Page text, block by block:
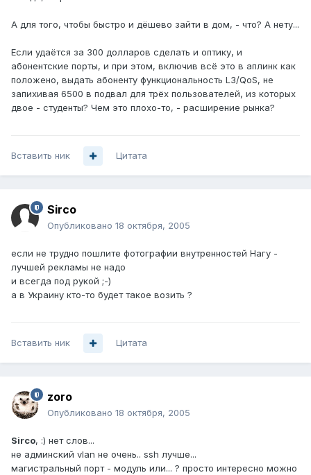
А для того, чтобы быстро и дёшево зайти в дом, - что? А нету...
Если удаётся за 300 долларов сделать и оптику, и
абонентские порты, и при этом, включив всё это в аплинк как
положено, выдать абоненту функциональность L3/QoS, не
запихивая 6500 в подвал для трёх пользователей, из которых
двое - студенты? Чем это плохо-то, - расширение рынка?
Вставить ник Цитата
Sirco
Опубликовано 18 октября, 2005
если не трудно пошлите фотографии внутренностей Нагу -
лучшей рекламы не надо
и всегда под рукой ;-)
а в Украину кто-то будет такое возить ?
Вставить ник Цитата
zoro
Опубликовано 18 октября, 2005
Sirco, :) нет слов...
не админский vlan не очень.. ssh лучше...
магистральный порт - модуль или... ? просто интересно можно